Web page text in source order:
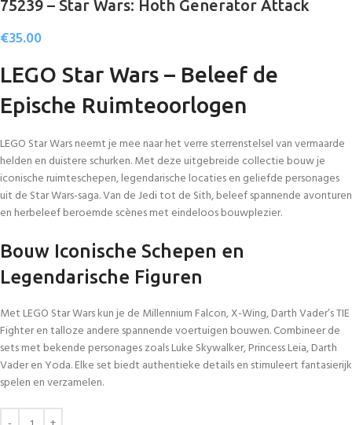
75239 – Star Wars: Hoth Generator Attack
€35.00
LEGO Star Wars – Beleef de
Epische Ruimteoorlogen
LEGO Star Wars neemt je mee naar het verre sterrenstelsel van vermaarde
helden en duistere schurken. Met deze uitgebreide collectie bouw je
iconische ruimteschepen, legendarische locaties en geliefde personages
uit de Star Wars-saga. Van de Jedi tot de Sith, beleef spannende avonturen
en herbeleef beroemde scènes met eindeloos bouwplezier.
Bouw Iconische Schepen en
Legendarische Figuren
Met LEGO Star Wars kun je de Millennium Falcon, X-Wing, Darth Vader’s TIE
Fighter en talloze andere spannende voertuigen bouwen. Combineer de
sets met bekende personages zoals Luke Skywalker, Princess Leia, Darth
Vader en Yoda. Elke set biedt authentieke details en stimuleert fantasierijk
spelen en verzamelen.